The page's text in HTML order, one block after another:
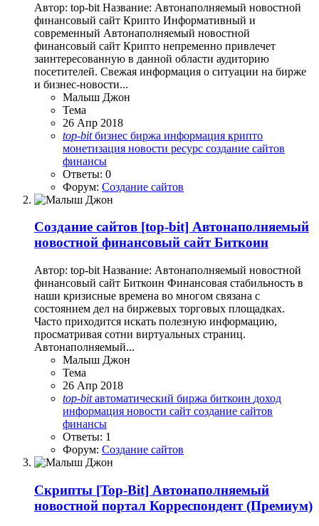
Автор: top-bit Название: Автонаполняемый новостной
финансовый сайт Крипто Информативный и
современный Автонаполняемый новостной
финансовый сайт Крипто непременно привлечет
заинтересованную в данной области аудиторию
посетителей. Свежая информация о ситуации на бирже
и бизнес-новости...
Малыш Джон
Тема
26 Апр 2018
top-bit бизнес биржа информация крипто
монетизация новости ресурс создание сайтов
финансы
Ответы: 0
Форум: Создание сайтов
Создание сайтов [top-bit] Автонаполняемый
новостной финансовый сайт Биткоин
Автор: top-bit Название: Автонаполняемый новостной
финансовый сайт Биткоин Финансовая стабильность в
наши кризисные времена во многом связана с
состоянием дел на биржевых торговых площадках.
Часто приходится искать полезную информацию,
просматривая сотни виртуальных страниц.
Автонаполняемый...
Малыш Джон
Тема
26 Апр 2018
top-bit автоматический биржа биткоин доход
информация новости сайт создание сайтов
финансы
Ответы: 1
Форум: Создание сайтов
Скрипты [Top-Bit] Автонаполняемый
новостной портал Корреспондент (Премиум)